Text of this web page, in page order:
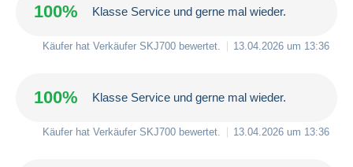
100% Klasse Service und gerne mal wieder.
Käufer hat Verkäufer SKJ700 bewertet. 13.04.2026 um 13:36
100% Klasse Service und gerne mal wieder.
Käufer hat Verkäufer SKJ700 bewertet. 13.04.2026 um 13:36